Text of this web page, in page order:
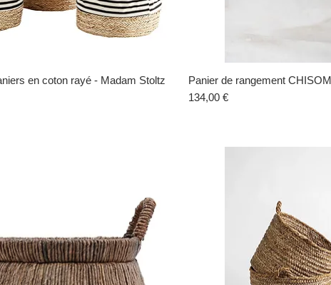
Aperçu rapide
en coton rayé - Madam Stoltz
Aperçu rapide
Panier de rangement
Prix
134,00 €